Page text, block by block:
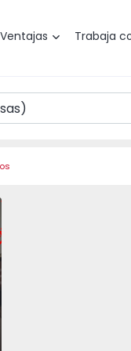
Ventajas Trabaja
Pedrouços - 1575536
T3 Maia,
Apartamento T3